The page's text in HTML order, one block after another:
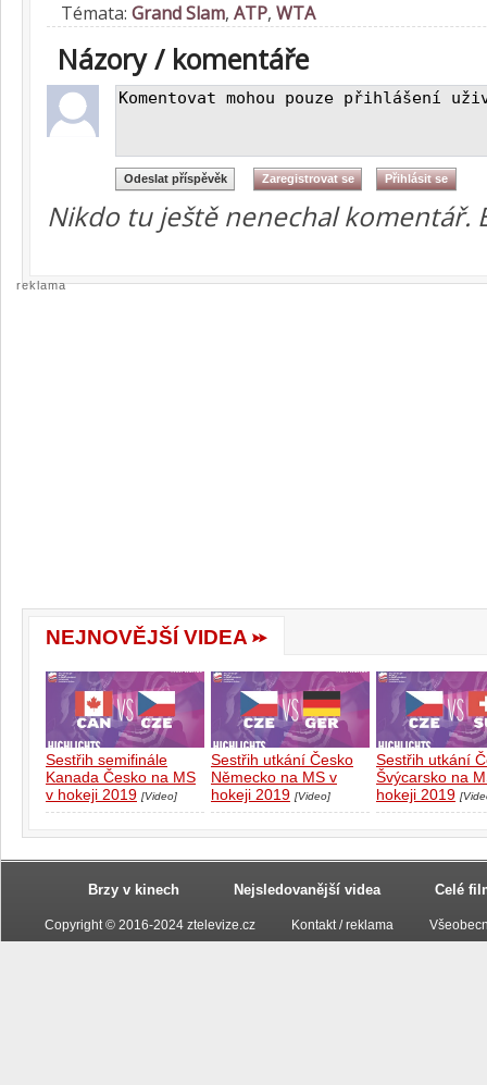
Témata: Grand Slam, ATP, WTA
Názory / komentáře
Nikdo tu ještě nenechal komentář.
reklama
NEJNOVĚJŠÍ VIDEA
Sestřih semifinále
Kanada Česko na MS
v hokeji 2019 [Video]
Sestřih utkání Česko
Německo na MS v
hokeji 2019 [Video]
Sestřih utkání
Švýcarsko na
hokeji 2019
Brzy v kinech Nejsledovanější videa Celé
Copyright © 2016-2024 ztelevize.cz Kontakt / reklama